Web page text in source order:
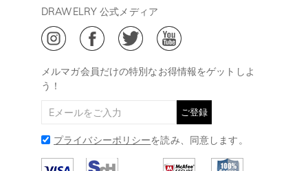
ご利用規約
ご特定商取引法に基づく表示
ジュエリーお手入れ
Drawelry Blog
会員・ポイントについて
メルマガ会員だけの特別なお得情報をゲットしよ
う！
ご登録
プライバシーポリシーを読み、同意します。
DRAWELRY 公式メディア